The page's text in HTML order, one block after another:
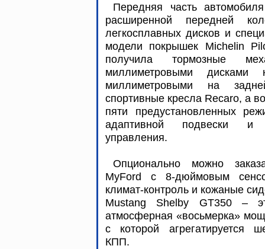
Передняя часть
расширенной передней
легкосплавных дисков и
модели покрышек Michelin
получила тормозные
миллиметровыми
миллиметровыми на
спортивные кресла Recaro, а
пяти предустановленных
адаптивной подвески и
управления.
Опционально можно
MyFord с 8-дюймовым
климат-контроль и кожаные
Mustang Shelby GT350 –
атмосферная «восьмерка»
с которой агрегатируется
КПП.